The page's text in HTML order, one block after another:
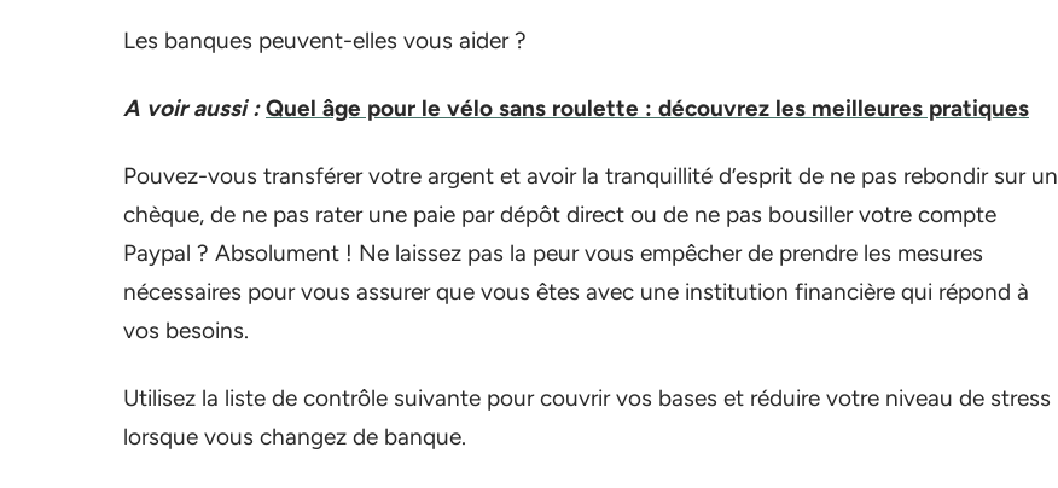
Les banques peuvent-elles vous aider ?
A voir aussi : Quel âge pour le vélo sans roulette : découvrez les meilleures pratiques
Pouvez-vous transférer votre argent et avoir la tranquillité d’esprit de ne pas rebondir sur un
chèque, de ne pas rater une paie par dépôt direct ou de ne pas bousiller votre compte
Paypal ? Absolument ! Ne laissez pas la peur vous empêcher de prendre les mesures
nécessaires pour vous assurer que vous êtes avec une institution financière qui répond à
vos besoins.
Utilisez la liste de contrôle suivante pour couvrir vos bases et réduire votre niveau de stress
lorsque vous changez de banque.